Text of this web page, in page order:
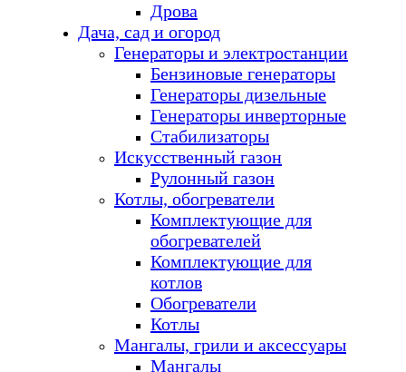
Дрова
Дача, сад и огород
Генераторы и электростанции
Бензиновые генераторы
Генераторы дизельные
Генераторы инверторные
Стабилизаторы
Искусственный газон
Рулонный газон
Котлы, обогреватели
Комплектующие для
обогревателей
Комплектующие для
котлов
Обогреватели
Котлы
Мангалы, грили и аксессуары
Мангалы